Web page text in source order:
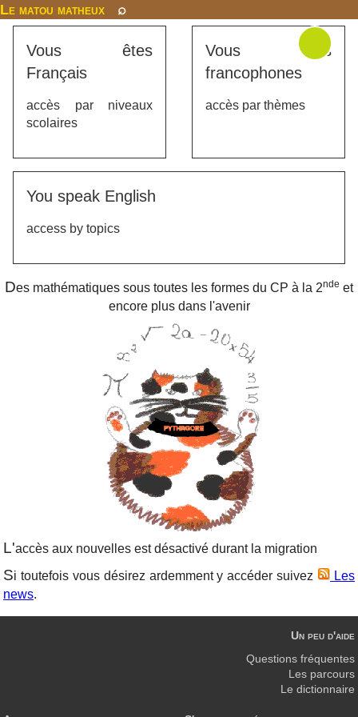
Le matou matheux ⌕
Vous êtes
Français
accès par niveaux
scolaires
Vous êtes
francophones
accès par thèmes
You speak English
access by topics
Des mathématiques sous toutes les formes du CP à la 2nde et
encore plus dans l'avenir
L'accès aux nouvelles est désactivé durant la migration
Si toutefois vous désirez ardemment y accéder suivez
Les
news.
Un peu d'aide
Questions fréquentes
Les parcours
Le dictionnaire